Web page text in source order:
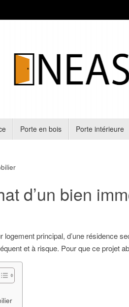
Porte en bois Porte intérieure
d’un bien
principal, d’une résidence
et à risque. Pour que ce projet